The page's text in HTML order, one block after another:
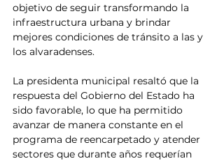
objetivo de seguir transformando la
infraestructura urbana y brindar
mejores condiciones de tránsito a las y
los alvaradenses.
La presidenta municipal resaltó que la
respuesta del Gobierno del Estado ha
sido favorable, lo que ha permitido
avanzar de manera constante en el
programa de reencarpetado y atender
sectores que durante años requerían